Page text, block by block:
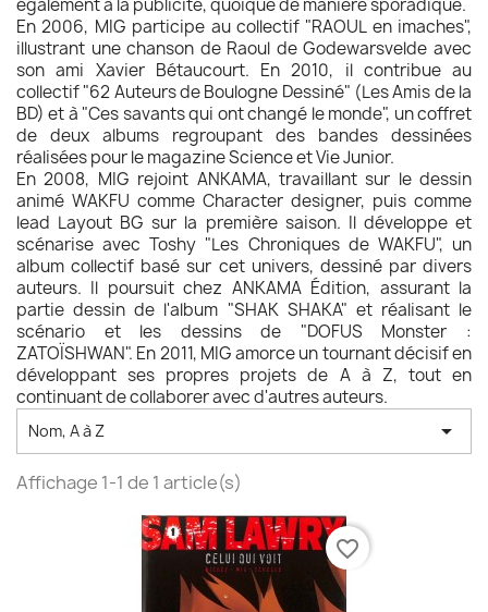
également à la publicité, quoique de manière sporadique.
En 2006, MIG participe au collectif "RAOUL en imaches",
illustrant une chanson de Raoul de Godewarsvelde avec
son ami Xavier Bétaucourt. En 2010, il contribue au
collectif "62 Auteurs de Boulogne Dessiné" (Les Amis de la
BD) et à "Ces savants qui ont changé le monde", un coffret
de deux albums regroupant des bandes dessinées
réalisées pour le magazine Science et Vie Junior.
En 2008, MIG rejoint ANKAMA, travaillant sur le dessin
animé WAKFU comme Character designer, puis comme
lead Layout BG sur la première saison. Il développe et
scénarise avec Toshy "Les Chroniques de WAKFU", un
album collectif basé sur cet univers, dessiné par divers
auteurs. Il poursuit chez ANKAMA Édition, assurant la
partie dessin de l'album "SHAK SHAKA" et réalisant le
scénario et les dessins de "DOFUS Monster :
ZATOÏSHWAN". En 2011, MIG amorce un tournant décisif en
développant ses propres projets de A à Z, tout en
continuant de collaborer avec d'autres auteurs.
Nom, A à Z 
Affichage 1-1 de 1 article(s)
favorite_border